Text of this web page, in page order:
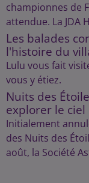
championnes de
attendue. La JDA
Les balades
l'histoire du
Lulu vous fait
vous y étiez.
Nuits des
explorer le ciel
Initialement
des Nuits des
août, la Société